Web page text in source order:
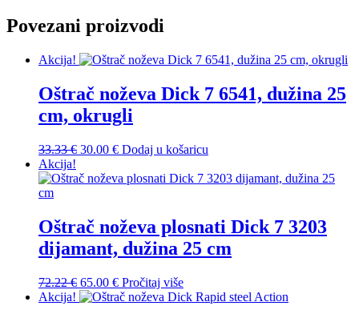
Povezani proizvodi
Akcija!
Oštrač noževa Dick 7 6541, dužina 25
cm, okrugli
33.33€ 30.00 € Dodaj u košaricu
Akcija!
Oštrač noževa plosnati Dick 7 3203
dijamant, dužina 25 cm
72.22€ 65.00 € Pročitaj više
Akcija!